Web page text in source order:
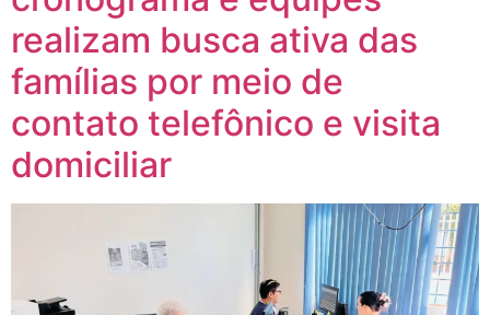
realizam busca ativa das
famílias por meio de
contato telefônico e visita
domiciliar